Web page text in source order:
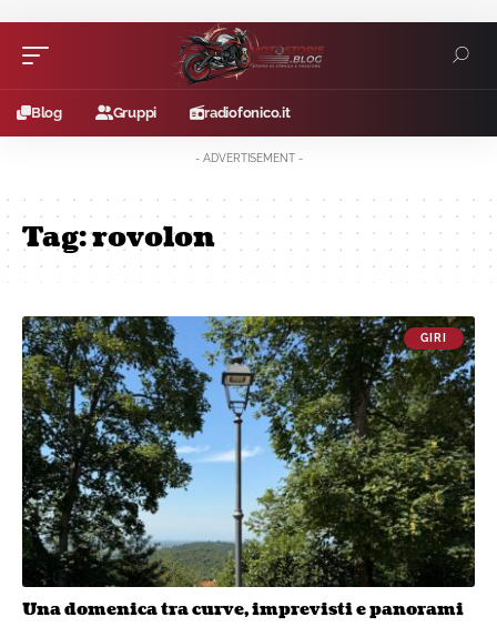
Blog Gruppi radiofonico.it
- ADVERTISEMENT -
Tag:rovolon
GIRI
Una domenica tra curve, imprevisti e panorami